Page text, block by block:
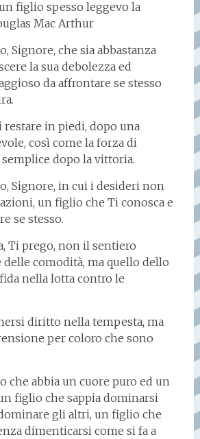
figlio spesso leggevo la
Mac Arthur
Signore, che sia abbastanza
la sua debolezza ed
da affrontare se stesso
restare in piedi, dopo una
così come la forza di
dopo la vittoria.
Signore, in cui i desideri non
un figlio che Ti conosca e
se stesso.
Ti prego, non il sentiero
delle comodità, ma quello dello
nella lotta contro le
diritto nella tempesta, ma
per coloro che sono
che abbia un cuore puro ed un
figlio che sappia dominarsi
gli altri, un figlio che
dimenticarsi come si fa a